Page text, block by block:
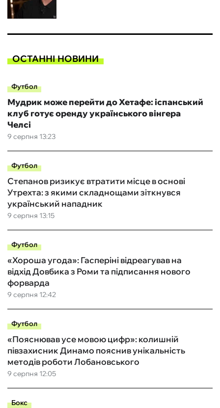
ОСТАННІ НОВИНИ
Футбол
9 серпня 13:23
Мудрик може перейти до Хетафе: іспанський
клуб готує оренду українського вінгера
Челсі
Футбол
9 серпня 13:15
Степанов ризикує втратити місце в основі
Утрехта: з якими складнощами зіткнувся
український нападник
Футбол
9 серпня 12:42
«Хороша угода»: Гасперіні відреагував на
відхід Довбика з Роми та підписання нового
форварда
Футбол
9 серпня 12:05
«Пояснював усе мовою цифр»: колишній
півзахисник Динамо пояснив унікальність
методів роботи Лобановського
Бокс